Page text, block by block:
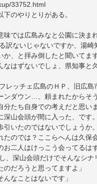
33752.html
のやりとりがある。
味では広島みなと公園に決ま
訳ないじゃないですか、湯
か、と拝み倒したと聞いてます
なはずないでしょ、県知事と
レッチェ広島のＨＰ、旧広
ンダウン…、頼まれたからそ
分たち自身での考えだと思い
深山会頭が間に入った、で
引いたのではないでしょうか
たのでは？ここらへんは久
お二人はけっこう会ってるは
、深山会頭だけでそんなシナ
のだろうと思ってますよ」
なことはないです」